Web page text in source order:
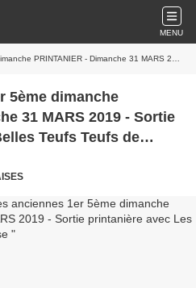
MENU
31 MARS 2019 - Sortie printanière avec Les Belles Teufs Teufs de Caderousse
5ème dimanche
MARS 2019 - Sortie